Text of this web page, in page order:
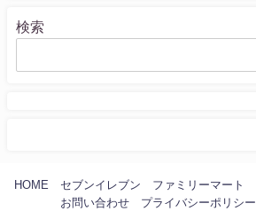
検索
HOME セブンイレブン ファミリーマート
お問い合わせ
プライバシーポリシー